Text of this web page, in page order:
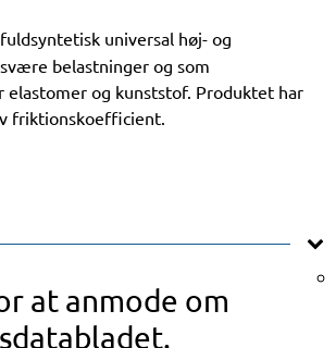
universal høj- og
belastninger og som
og kunststof. Produktet har
friktionskoefficient.
at anmode om